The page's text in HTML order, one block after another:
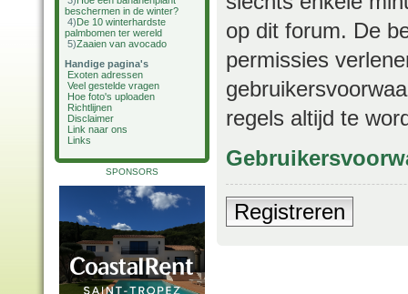
beschermen in de winter?
4)De 10 winterhardste
palmbomen ter wereld
5)Zaaien van avocado
Handige pagina's
Exoten adressen
Veel gestelde vragen
Hoe foto's uploaden
Richtlijnen
Disclaimer
Link naar ons
Links
SPONSORS
op dit forum. De
permissies
regels altijd te
Registreren